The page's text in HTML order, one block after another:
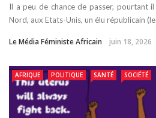
Il a peu de chance de passer, pourtant
Nord, aux Etats-Unis, un élu républicain (le
Le Média Féministe Africain juin 18, 2026
AFRIQUE POLITIQUE SANTÉ SOCIÉTÉ